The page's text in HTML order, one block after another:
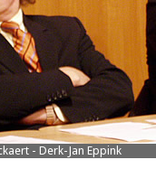
- Derk-Jan Eppink